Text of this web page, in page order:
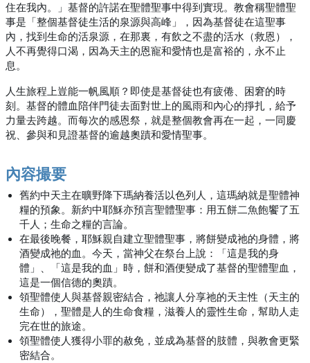
住在我內。」基督的許諾在聖體聖事中得到實現。教會稱聖體聖
事是「整個基督徒生活的泉源與高峰」，因為基督徒在這聖事
內，找到生命的活泉源，在那裏，有飲之不盡的活水（救恩），
人不再覺得口渴，因為天主的恩寵和愛情也是富裕的，永不止
息。
人生旅程上豈能一帆風順？即使是基督徒也有疲倦、困窘的時
刻。基督的體血陪伴門徒去面對世上的風雨和內心的掙扎，給予
力量去跨越。而每次的感恩祭，就是整個教會再在一起，一同慶
祝、參與和見證基督的逾越奧蹟和愛情聖事。
內容撮要
舊約中天主在曠野降下瑪納養活以色列人，這瑪納就是聖體神
糧的預象。新約中耶穌亦預言聖體聖事：用五餅二魚飽饗了五
千人；生命之糧的言論。
在最後晚餐，耶穌親自建立聖體聖事，將餅變成祂的身體，將
酒變成祂的血。今天，當神父在祭台上說：「這是我的身
體」、「這是我的血」時，餅和酒便變成了基督的聖體聖血，
這是一個信德的奧蹟。
領聖體使人與基督親密結合，祂讓人分享祂的天主性（天主的
生命），聖體是人的生命食糧，滋養人的靈性生命，幫助人走
完在世的旅途。
領聖體使人獲得小罪的赦免，並成為基督的肢體，與教會更緊
密結合。